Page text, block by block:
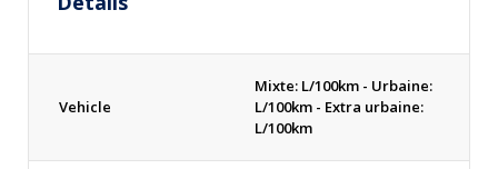
Vehicle
Mixte: L/100km - Urbaine:
L/100km - Extra urbaine:
L/100km